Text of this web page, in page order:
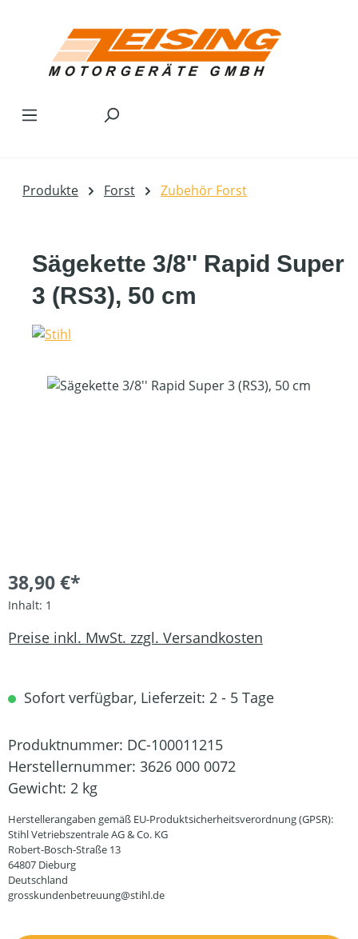
Produkte Forst Zubehör Forst
Sägekette 3/8'' Rapid Super
3 (RS3), 50 cm
Bildergalerie überspringen
38,90 €*
Inhalt: 1
Preise inkl. MwSt. zzgl. Versandkosten
Sofort verfügbar, Lieferzeit: 2 - 5 Tage
Produktnummer: DC-100011215
Herstellernummer: 3626 000 0072
Gewicht: 2 kg
Herstellerangaben gemäß EU-Produktsicherheitsverordnung (GPSR):
Stihl Vetriebszentrale AG & Co. KG
Robert-Bosch-Straße 13
64807 Dieburg
Deutschland
grosskundenbetreuung@stihl.de